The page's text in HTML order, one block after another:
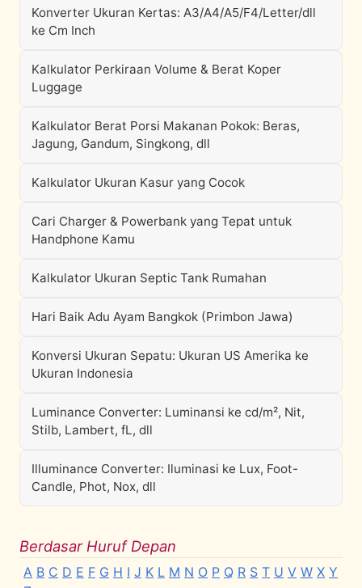
Konverter Ukuran Kertas: A3/A4/A5/F4/Letter/dll
ke Cm Inch
Kalkulator Perkiraan Volume & Berat Koper
Luggage
Kalkulator Berat Porsi Makanan Pokok: Beras,
Jagung, Gandum, Singkong, dll
Kalkulator Ukuran Kasur yang Cocok
Cari Charger & Powerbank yang Tepat untuk
Handphone Kamu
Kalkulator Ukuran Septic Tank Rumahan
Hari Baik Adu Ayam Bangkok (Primbon Jawa)
Konversi Ukuran Sepatu: Ukuran US Amerika ke
Ukuran Indonesia
Luminance Converter: Luminansi ke cd/m², Nit,
Stilb, Lambert, fL, dll
Illuminance Converter: Iluminasi ke Lux, Foot-
Candle, Phot, Nox, dll
Berdasar Huruf Depan
A B C D E F G H I J K L M N O P Q R S T U V W X Y